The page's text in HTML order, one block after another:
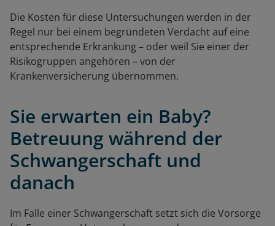
Die Kosten für diese Untersuchungen werden in der
Regel nur bei einem begründeten Verdacht auf eine
entsprechende Erkrankung – oder weil Sie einer der
Risikogruppen angehören – von der
Krankenversicherung übernommen.
Sie erwarten ein Baby?
Betreuung während der
Schwangerschaft und
danach
Im Falle einer Schwangerschaft setzt sich die Vorsorge